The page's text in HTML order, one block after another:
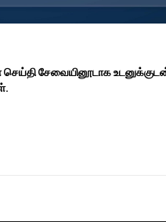
சேவையினூடாக